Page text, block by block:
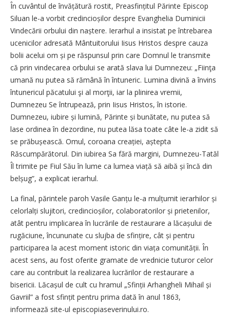
În cuvântul de învățătură rostit, Preasfințitul Părinte Episcop
Siluan le-a vorbit credincioșilor despre Evanghelia Duminicii
Vindecării orbului din naștere. Ierarhul a insistat pe întrebarea
ucenicilor adresată Mântuitorului Iisus Hristos despre cauza
bolii acelui om și pe răspunsul prin care Domnul le transmite
că prin vindecarea orbului se arată slava lui Dumnezeu: „Fiinţa
umană nu putea să rămână în întuneric. Lumina divină a învins
întunericul păcatului şi al morţii, iar la plinirea vremii,
Dumnezeu Se întrupează, prin Iisus Hristos, în istorie.
Dumnezeu, iubire și lumină, Părinte și bunătate, nu putea să
lase ordinea în dezordine, nu putea lăsa toate câte le-a zidit să
se prăbușească. Omul, coroana creației, aștepta
Răscumpărătorul. Din iubirea Sa fără margini, Dumnezeu-Tatăl
Îl trimite pe Fiul Său în lume ca lumea viață să aibă și încă din
belșug”, a explicat ierarhul.
La final, părintele paroh Vasile Ganțu le-a mulțumit ierarhilor și
celorlalți slujitori, credin­cio­șilor, colaboratorilor și prietenilor,
atât pentru implicarea în lucrările de restaurare a lăcașului de
rugăciune, încununate cu slujba de sfin­țire, cât și pentru
participarea la acest moment istoric din viața comunității. În
acest sens, au fost oferite gramate de vrednicie tuturor celor
care au contribuit la realizarea lucrărilor de restaurare a
bisericii. Lăcașul de cult cu hramul „Sfinții Arhangheli Mihail și
Gavriil” a fost sfințit pentru prima dată în anul 1863,
informează site-ul episcopiaseverinului.ro.